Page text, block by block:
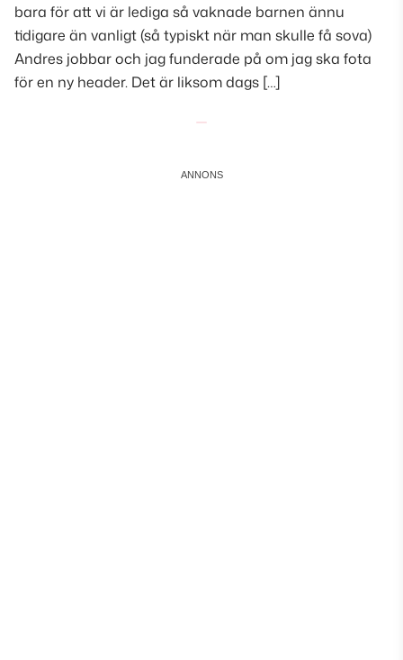
bara för att vi är lediga så vaknade barnen ännu
tidigare än vanligt (så typiskt när man skulle få sova)
Andres jobbar och jag funderade på om jag ska fota
för en ny header. Det är liksom dags […]